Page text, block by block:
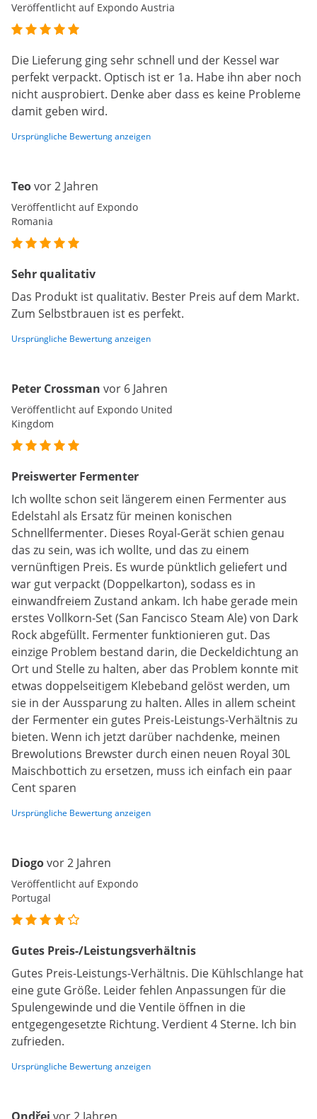
Veröffentlicht auf Expondo Austria
Die Lieferung ging sehr schnell und der Kessel war
perfekt verpackt. Optisch ist er 1a. Habe ihn aber noch
nicht ausprobiert. Denke aber dass es keine Probleme
damit geben wird.
Ursprüngliche Bewertung anzeigen
Teovor 2 Jahren
Veröffentlicht auf Expondo
Romania
Sehr qualitativ
Das Produkt ist qualitativ. Bester Preis auf dem Markt.
Zum Selbstbrauen ist es perfekt.
Ursprüngliche Bewertung anzeigen
Peter Crossman vor 6 Jahren
Veröffentlicht auf Expondo United
Kingdom
Preiswerter Fermenter
Ich wollte schon seit längerem einen Fermenter aus
Edelstahl als Ersatz für meinen konischen
Schnellfermenter. Dieses Royal-Gerät schien genau
das zu sein, was ich wollte, und das zu einem
vernünftigen Preis. Es wurde pünktlich geliefert und
war gut verpackt (Doppelkarton), sodass es in
einwandfreiem Zustand ankam. Ich habe gerade mein
erstes Vollkorn-Set (San Fancisco Steam Ale) von Dark
Rock abgefüllt. Fermenter funktionieren gut. Das
einzige Problem bestand darin, die Deckeldichtung an
Ort und Stelle zu halten, aber das Problem konnte mit
etwas doppelseitigem Klebeband gelöst werden, um
sie in der Aussparung zu halten. Alles in allem scheint
der Fermenter ein gutes Preis-Leistungs-Verhältnis zu
bieten. Wenn ich jetzt darüber nachdenke, meinen
Brewolutions Brewster durch einen neuen Royal 30L
Maischbottich zu ersetzen, muss ich einfach ein paar
Cent sparen
Ursprüngliche Bewertung anzeigen
Diogovor 2 Jahren
Veröffentlicht auf Expondo
Portugal
Gutes Preis-/Leistungsverhältnis
Gutes Preis-Leistungs-Verhältnis. Die Kühlschlange hat
eine gute Größe. Leider fehlen Anpassungen für die
Spulengewinde und die Ventile öffnen in die
entgegengesetzte Richtung. Verdient 4 Sterne. Ich bin
zufrieden.
Ursprüngliche Bewertung anzeigen